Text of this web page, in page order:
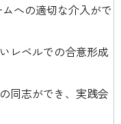
への適切な介入がで
レベルでの合意形成
同志ができ、実践会